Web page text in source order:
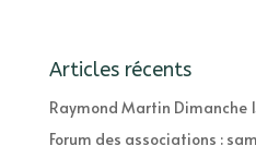
Articles récents
Raymond Martin Dimanche
Forum des associations :